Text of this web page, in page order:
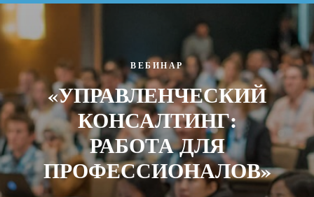
ВЕБИНАР
«УПРАВЛЕНЧЕСКИЙ
КОНСАЛТИНГ:
РАБОТА ДЛЯ
ПРОФЕССИОНАЛОВ»